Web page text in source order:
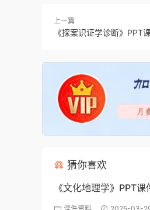
上一篇
《探案识证学诊断》PPT
猜你喜欢
《文化地理学》PPT